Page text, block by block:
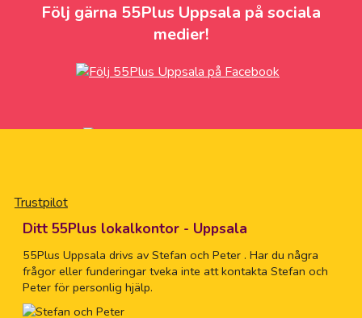
Följ gärna 55Plus Uppsala på sociala
medier!
Trustpilot
Ditt 55Plus lokalkontor - Uppsala
55Plus Uppsala drivs av Stefan och Peter . Har du några
frågor eller funderingar tveka inte att kontakta Stefan och
Peter för personlig hjälp.